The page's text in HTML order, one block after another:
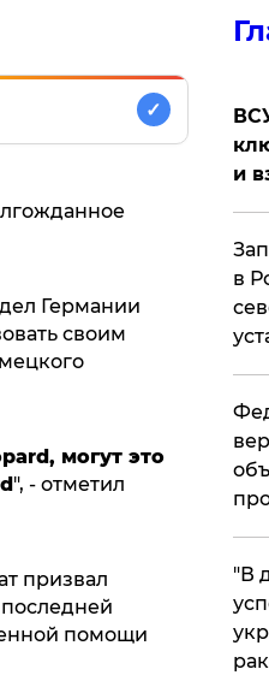
✓
Германии
своим
могут это
", - отметил
призвал
помощи
и
в
​"В